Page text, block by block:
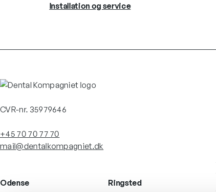
Installation og service
CVR-nr. 35979646
+45 70 70 77 70
mail@dentalkompagniet.dk
Odense Ringsted